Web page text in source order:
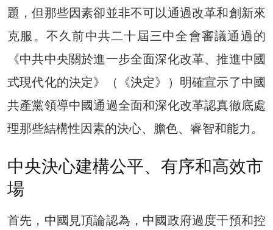
題，但那些因素卻並非不可以通過改革和創新來
克服。不久前中共二十屆三中全會審議通過的
《中共中央關於進一步全面深化改革、推進中國
式現代化的決定》（《決定》）明確宣示了中國
共產黨領導中國通過全面和深化改革認真徹底處
理那些結構性因素的決心、膽色、睿智和能力。
中央決心建構公平、有序和高效市
場
首先，中國見頂論認為，中國政府過度干預和控